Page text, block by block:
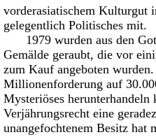
vorderasiatischem Kulturgut
gelegentlich Politisches mit.
1979 wurden aus den
Gemälde geraubt, die vor
zum Kauf angeboten
Millionenforderung auf
Mysteriöses herunterhandeln
Verjährungsrecht eine
unangefochtenem Besitz hat